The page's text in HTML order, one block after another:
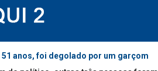
anos, foi degolado por um garçom